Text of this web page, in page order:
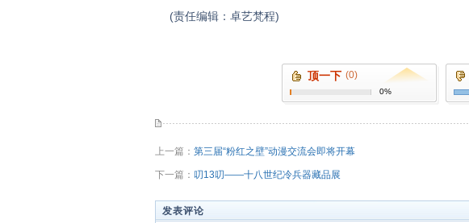
(责任编辑：卓艺梵程)
顶一下 (0)
0%
上一篇： 第三届“粉红之壁”动漫交流会即将开幕
下一篇： 叨13叨——十八世纪冷兵器藏品展
发表评论